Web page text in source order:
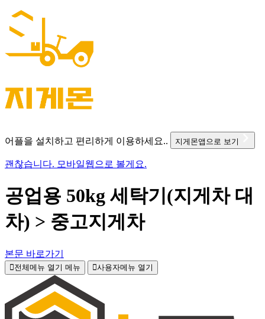
어플을 설치하고 편리하게 이용하세요.. 지게몬앱으로 보기
괜찮습니다. 모바일웹으로 볼게요.
공업용 50kg 세탁기(지게차 대
차) > 중고지게차
본문 바로가기
전체메뉴 열기 메뉴 사용자메뉴 열기